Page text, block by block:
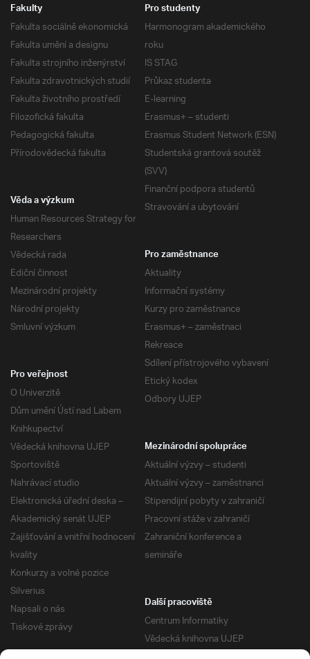
Fakulty
Fakulta sociálně ekonomická
Fakulta umění a designu
Fakulta strojního inženýrství
Fakulta zdravotnických studií
Fakulta životního prostředí
Filozofická fakulta
Pedagogická fakulta
Přírodovědecká fakulta
Pro studenty
Harmonogram akademického
roku
IS STAG
Průkaz studenta
E-learning
Erasmus+ – studenti
Erasmus Student Network (ESN)
Studentská grantová soutěž
(SVV)
Finanční podpora studentů
Stravování a ubytování
Věda a výzkum
Human Resources Strategy for
Researchers
Vědecká rada
Ediční činnost
Mezinárodní projekty
Národní projekty
Smluvní výzkum
Pro zaměstnance
Aktuality
Informační systémy
Kurzy pro zaměstnance
Erasmus+ – zaměstnaci
Rekreace
Sdílení přístrojového vybavení
Etický kodex
Odbory UJEP
Pro veřejnost
O Univerzitě
Dům umění Ústí nad Labem
Knihkupectví
Vědecká knihovna UJEP
Sportoviště
Nahrávací studio
Elektronická úřední deska –
Akademický senát UJEP
Zajišťování a vnitřní hodnocení
kvality
Konkurzy a volné pozice
Silverius
Napsali o nás
Tiskové zprávy
Mezinárodní spolupráce
Aktuální výzvy – studenti
Aktuální výzvy – zaměstnanci
Stipendijní pobyty v zahraničí
Pracovní stáže v zahraničí
Zahraniční konference a
semináře
Další pracoviště
Centrum Informatiky
Vědecká knihovna UJEP